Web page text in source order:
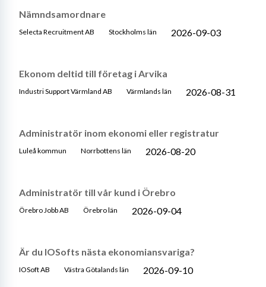
Nämndsamordnare
Selecta Recruitment AB Stockholms län 2026-09-03
Ekonom deltid till företag i Arvika
Industri Support Värmland AB Värmlands län 2026-08-31
Administratör inom ekonomi eller registratur
Luleå kommun Norrbottens län 2026-08-20
Administratör till vår kund i Örebro
Örebro Jobb AB Örebro län 2026-09-04
Är du IOSofts nästa ekonomiansvariga?
IOSoft AB Västra Götalands län 2026-09-10